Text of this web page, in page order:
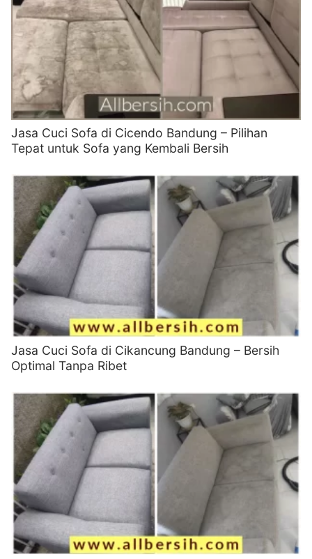
Jasa Cuci Sofa di Cicendo Bandung – Pilihan
Tepat untuk Sofa yang Kembali Bersih
Jasa Cuci Sofa di Cikancung Bandung – Bersih
Optimal Tanpa Ribet